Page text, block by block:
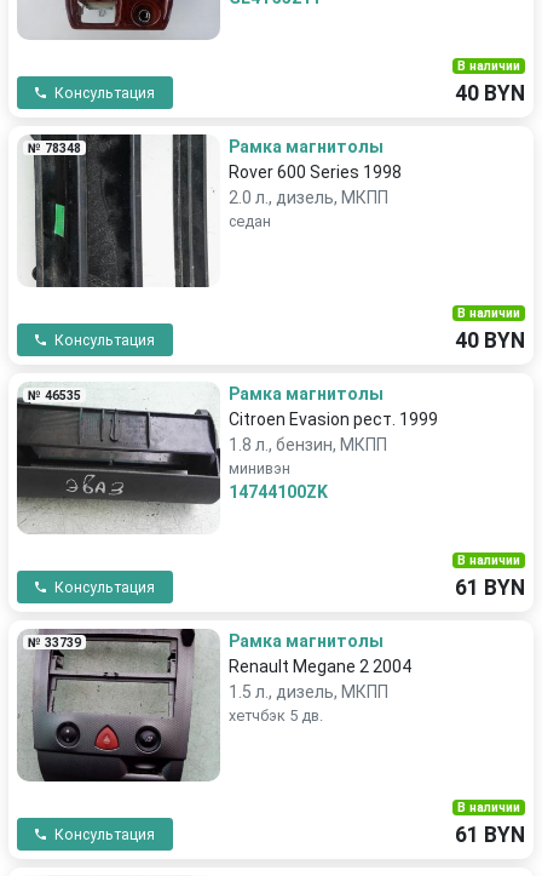
Консультация
В наличии
40 BYN
№ 78348
Рамка магнитолы
Rover 600 Series 1998
2.0 л., дизель, МКПП
седан
Консультация
В наличии
40 BYN
№ 46535
Рамка магнитолы
Citroen Evasion рест. 1999
1.8 л., бензин, МКПП
минивэн
14744100ZK
Консультация
В наличии
61 BYN
№ 33739
Рамка магнитолы
Renault Megane 2 2004
1.5 л., дизель, МКПП
хетчбэк 5 дв.
Консультация
В наличии
61 BYN